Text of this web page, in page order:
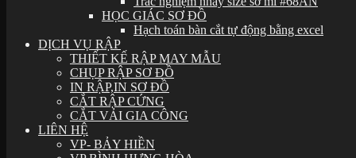
HỌC GIÁC SƠ ĐỒ
Hạch toán bàn cắt tự động bằng excel
DỊCH VỤ RẬP
THIẾT KẾ RẬP MAY MẪU
CHỤP RẬP SƠ ĐỒ
IN RẬP,IN SƠ ĐỒ
CẮT RẬP CỨNG
CẮT VẢI GIA CÔNG
LIÊN HỆ
VP- BẢY HIỀN